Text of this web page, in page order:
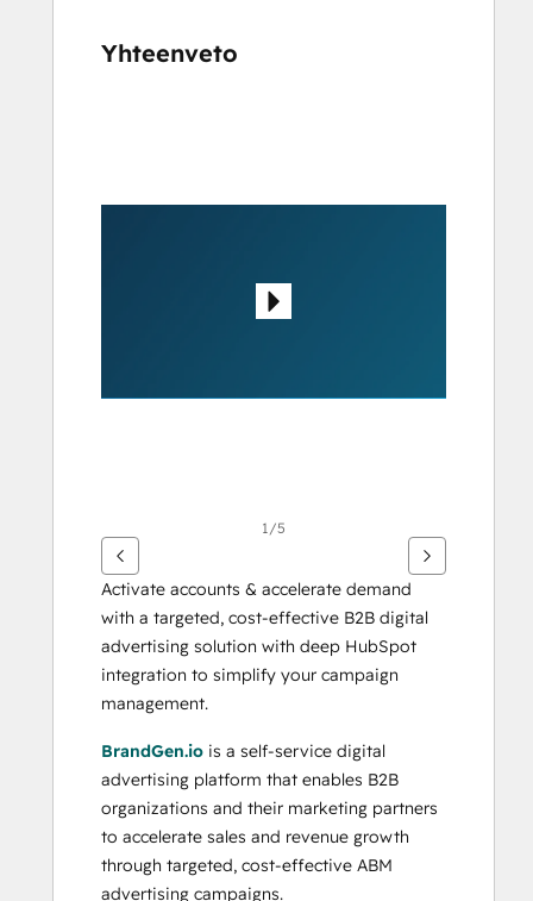
Yhteenveto
1/5
Activate accounts & accelerate demand
with a targeted, cost-effective B2B digital
advertising solution with deep HubSpot
integration to simplify your campaign
management.
BrandGen.io is a self-service digital
advertising platform that enables B2B
organizations and their marketing partners
to accelerate sales and revenue growth
through targeted, cost-effective ABM
advertising campaigns.